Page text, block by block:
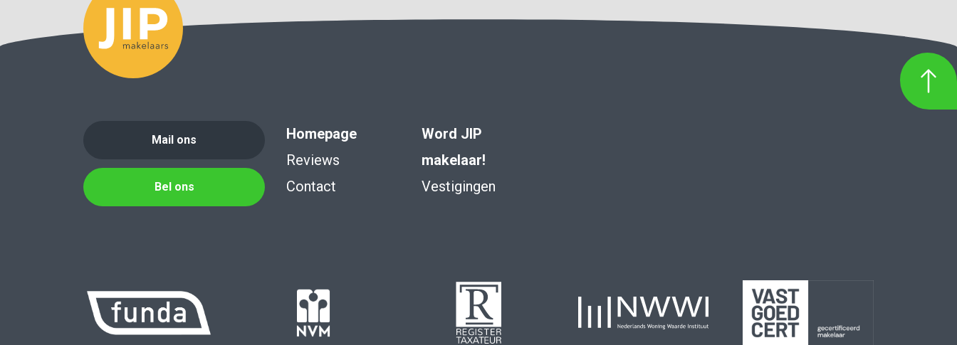
Mail ons
Bel ons
Homepage
Reviews
Contact
Word JIP
makelaar!
Vestigingen